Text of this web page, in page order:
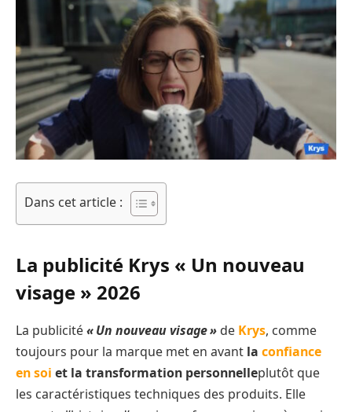
Dans cet article :
La publicité Krys « Un nouveau
visage » 2026
La publicité« Un nouveau visage » de Krys, comme
toujours pour la marque met en avant la confiance
en soi et la transformation personnelleplutôt que
les caractéristiques techniques des produits. Elle